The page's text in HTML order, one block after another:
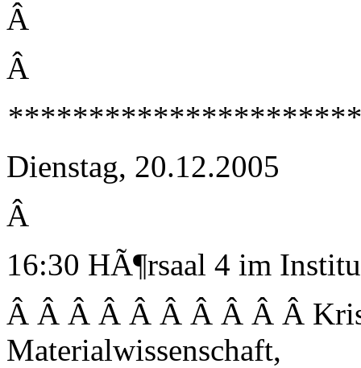
Â
Â
Dienstag, 20.12.2005
Â
16:30 HÃ¶rsaal 4 im
Â Â Â Â Â Â Â Â Â Â
Materialwissenschaft,